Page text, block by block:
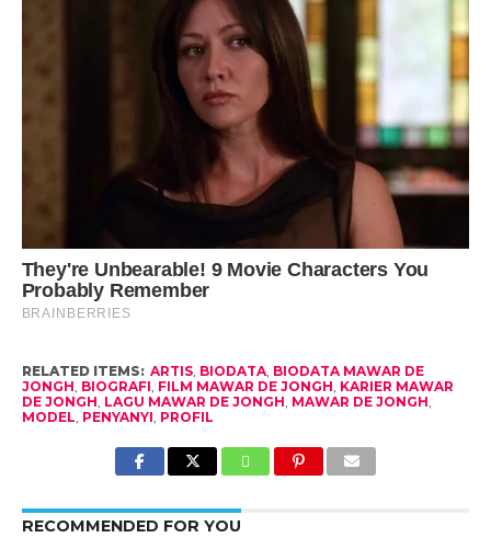
RELATED ITEMS: ARTIS, BIODATA, BIODATA MAWAR DE
JONGH, BIOGRAFI, FILM MAWAR DE JONGH, KARIER MAWAR
DE JONGH, LAGU MAWAR DE JONGH, MAWAR DE JONGH,
MODEL, PENYANYI, PROFIL
RECOMMENDED FOR YOU